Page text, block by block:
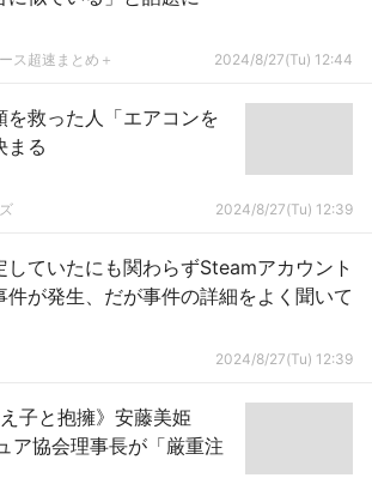
ス超速まとめ＋ 2024/8/27(Tu) 12:44
を救った人「エアコンを
まる
2024/8/27(Tu) 12:39
していたにも関わらずSteamアカウント
件が発生、だが事件の詳細をよく聞いて
2024/8/27(Tu) 12:39
子と抱擁》安藤美姫
ア協会理事長が「厳重注